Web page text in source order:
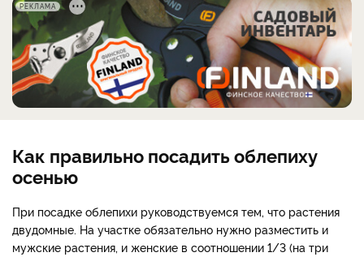
РЕКЛАМА
Как правильно посадить облепиху
осенью
При посадке облепихи руководствуемся тем, что растения
двудомные. На участке обязательно нужно разместить и
мужские растения, и женские в соотношении 1/3 (на три